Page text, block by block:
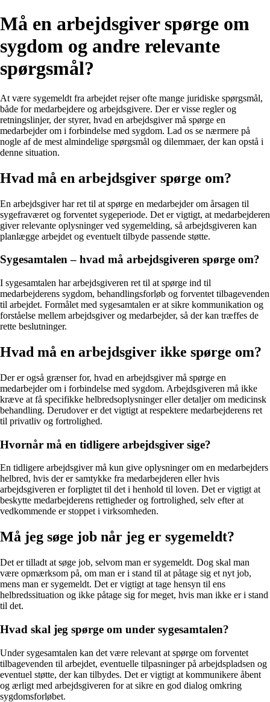
Må en arbejdsgiver spørge om
sygdom og andre relevante
spørgsmål?
At være sygemeldt fra arbejdet rejser ofte mange juridiske spørgsmål,
både for medarbejdere og arbejdsgivere. Der er visse regler og
retningslinjer, der styrer, hvad en arbejdsgiver må spørge en
medarbejder om i forbindelse med sygdom. Lad os se nærmere på
nogle af de mest almindelige spørgsmål og dilemmaer, der kan opstå i
denne situation.
Hvad må en arbejdsgiver spørge om?
En arbejdsgiver har ret til at spørge en medarbejder om årsagen til
sygefraværet og forventet sygeperiode. Det er vigtigt, at medarbejderen
giver relevante oplysninger ved sygemelding, så arbejdsgiveren kan
planlægge arbejdet og eventuelt tilbyde passende støtte.
Sygesamtalen – hvad må arbejdsgiveren spørge om?
I sygesamtalen har arbejdsgiveren ret til at spørge ind til
medarbejderens sygdom, behandlingsforløb og forventet tilbagevenden
til arbejdet. Formålet med sygesamtalen er at sikre kommunikation og
forståelse mellem arbejdsgiver og medarbejder, så der kan træffes de
rette beslutninger.
Hvad må en arbejdsgiver ikke spørge om?
Der er også grænser for, hvad en arbejdsgiver må spørge en
medarbejder om i forbindelse med sygdom. Arbejdsgiveren må ikke
kræve at få specifikke helbredsoplysninger eller detaljer om medicinsk
behandling. Derudover er det vigtigt at respektere medarbejderens ret
til privatliv og fortrolighed.
Hvornår må en tidligere arbejdsgiver sige?
En tidligere arbejdsgiver må kun give oplysninger om en medarbejders
helbred, hvis der er samtykke fra medarbejderen eller hvis
arbejdsgiveren er forpligtet til det i henhold til loven. Det er vigtigt at
beskytte medarbejderens rettigheder og fortrolighed, selv efter at
vedkommende er stoppet i virksomheden.
Må jeg søge job når jeg er sygemeldt?
Det er tilladt at søge job, selvom man er sygemeldt. Dog skal man
være opmærksom på, om man er i stand til at påtage sig et nyt job,
mens man er sygemeldt. Det er vigtigt at tage hensyn til ens
helbredssituation og ikke påtage sig for meget, hvis man ikke er i stand
til det.
Hvad skal jeg spørge om under sygesamtalen?
Under sygesamtalen kan det være relevant at spørge om forventet
tilbagevenden til arbejdet, eventuelle tilpasninger på arbejdspladsen og
eventuel støtte, der kan tilbydes. Det er vigtigt at kommunikere åbent
og ærligt med arbejdsgiveren for at sikre en god dialog omkring
sygdomsforløbet.